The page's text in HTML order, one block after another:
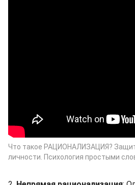
Что такое РАЦИОНАЛИЗАЦИЯ?
личности. Психология простыми